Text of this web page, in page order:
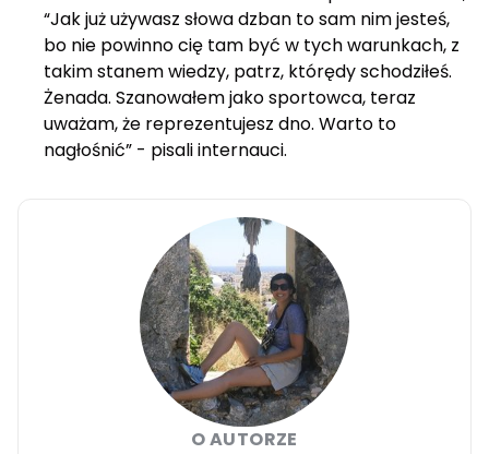
“Jak już używasz słowa dzban to sam nim jesteś,
bo nie powinno cię tam być w tych warunkach, z
takim stanem wiedzy, patrz, którędy schodziłeś.
Żenada. Szanowałem jako sportowca, teraz
uważam, że reprezentujesz dno. Warto to
nagłośnić” - pisali internauci.
O AUTORZE